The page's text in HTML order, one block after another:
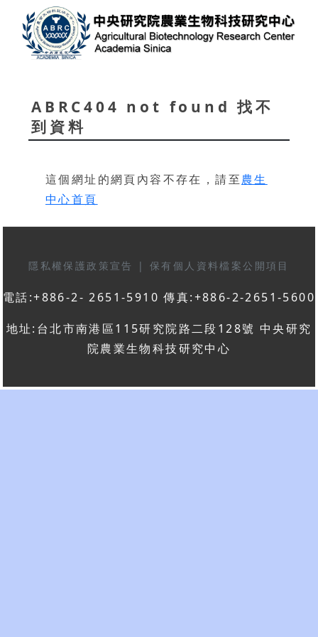
ABRC404 not found 找不
到資料
這個網址的網頁內容不存在，請至農生
中心首頁
隱私權保護政策宣告 | 保有個人資料檔案公開項目
電話:+886-2- 2651-5910 傳真:+886-2-2651-5600
地址:台北市南港區115研究院路二段128號 中央研究
院農業生物科技研究中心